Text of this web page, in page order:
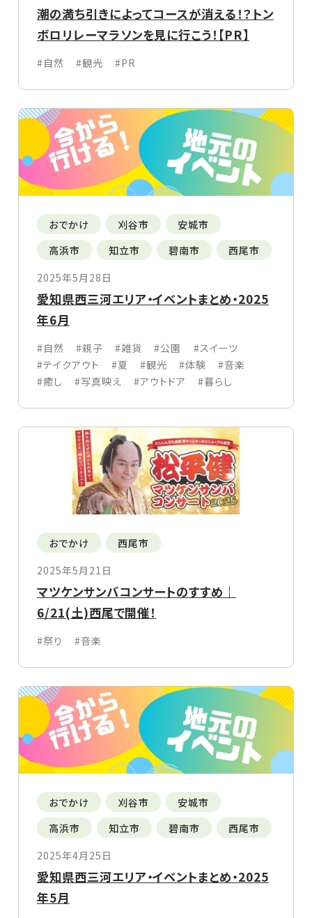
潮の満ち引きによってコースが消える！？トン
ボロリレーマラソンを見に行こう！【PR】
#自然 #観光 #PR
おでかけ 刈谷市
安城市
高浜市
知立市 碧南市
西尾市
2025年5月28日
愛知県西三河エリア・イベントまとめ・2025
年6月
#自然 #親子 #雑貨 #公園
#スイーツ
#テイクアウト
#夏 #観光 #体験
#音楽
#癒し
#写真映え #アウトドア #暮らし
おでかけ
西尾市
2025年5月21日
マツケンサンバコンサートのすすめ｜
6/21(土)西尾で開催！
#祭り #音楽
おでかけ 刈谷市
安城市
高浜市
知立市 碧南市
西尾市
2025年4月25日
愛知県西三河エリア・イベントまとめ・2025
年5月